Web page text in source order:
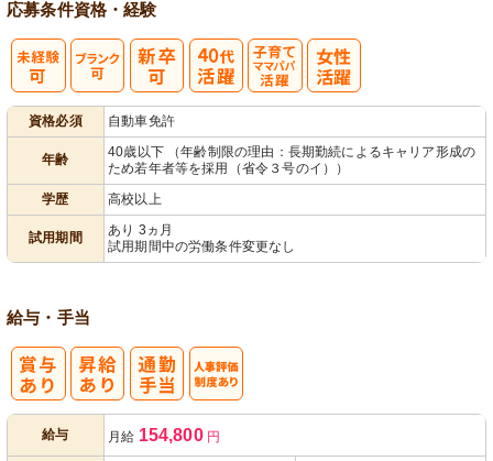
応募条件資格・経験
資格必須 自動車免許
年齢
40歳以下 （年齢制限の理由：長期勤続によるキャリア形成の
ため若年者等を採用（省令３号のイ））
学歴
高校以上
試用期間
あり 3ヵ月
試用期間中の労働条件変更なし
給与・手当
給与 月給 154,800円